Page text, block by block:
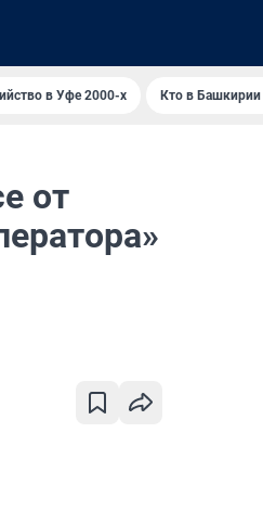
в Уфе 2000-х Кто в Башкирии
от